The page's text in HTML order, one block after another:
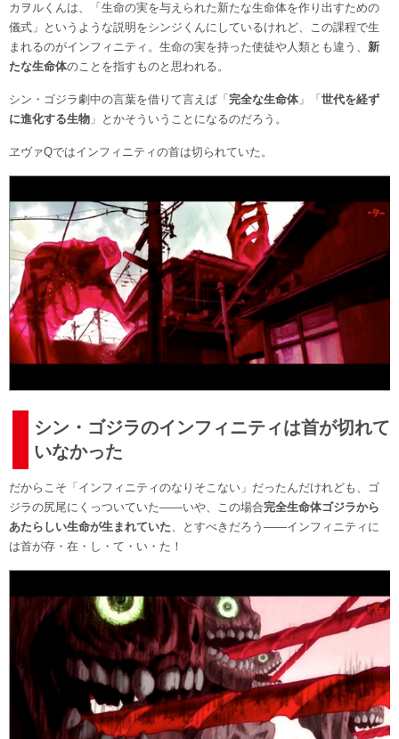
カヲルくんは、「生命の実を与えられた新たな生命体を作り出すための
儀式」というような説明をシンジくんにしているけれど、この課程で生
まれるのがインフィニティ。生命の実を持った使徒や人類とも違う、 新
たな生命体のことを指すものと思われる。
シン・ゴジラ劇中の言葉を借りて言えば「完全な生命体」「世代を経ず
に進化する生物 」とかそういうことになるのだろう。
ヱヴァQではインフィニティの首は切られていた。
シン・ゴジラのインフィニティは首が切れて
いなかった
だからこそ「インフィニティのなりそこない」だったんだけれども、ゴ
ジラの尻尾にくっついていた——いや、この場合完全生命体ゴジラから
あたらしい生命が生まれていた 、とすべきだろう——インフィニティに
は首が存・在・し・て・い・た！